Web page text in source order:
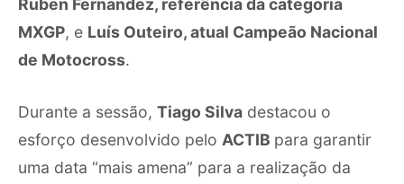
Ruben Fernandez, referência da categoria
MXGP, e Luís Outeiro, atual Campeão Nacional
de Motocross.
Durante a sessão, Tiago Silva destacou o
esforço desenvolvido pelo ACTIB para garantir
uma data “mais amena” para a realização da